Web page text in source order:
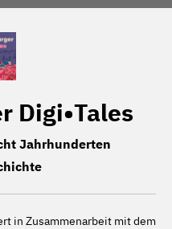
Digi•Tales
Jahrhunderten
in Zusammenarbeit mit dem